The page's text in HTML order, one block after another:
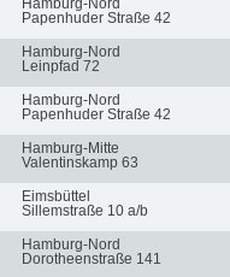
Papenhuder Straße 42
Hamburg-Nord
Leinpfad 72
Hamburg-Nord
Papenhuder Straße 42
Hamburg-Mitte
Valentinskamp 63
Eimsbüttel
Sillemstraße 10 a/b
Hamburg-Nord
Dorotheenstraße 141